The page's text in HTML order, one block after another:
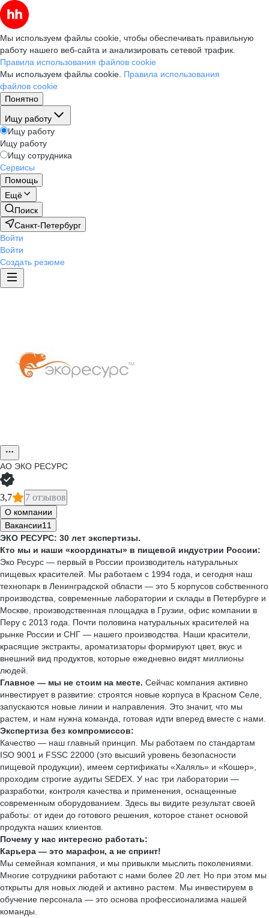
Мы используем файлы cookie, чтобы обеспечивать правильную
работу нашего веб-сайта и анализировать сетевой трафик.
Правила использования файлов cookie
Мы используем файлы cookie. Правила использования
файлов cookie
Понятно
Ищу работу
Ищу работу
Ищу работу
Ищу сотрудника
Сервисы
Помощь
Ещё
Поиск
Санкт-Петербург
Войти
Войти
Создать резюме
АО ЭКО РЕСУРС
3,7 7 отзывов
О компании
Вакансии11
ЭКО РЕСУРС: 30 лет экспертизы.
Кто мы и наши «координаты» в пищевой индустрии России:
Эко Ресурс — первый в России производитель натуральных
пищевых красителей. Мы работаем с 1994 года, и сегодня наш
технопарк в Ленинградской области — это 5 корпусов собственного
производства, современные лаборатории и склады в Петербурге и
Москве, производственная площадка в Грузии, офис компании в
Перу с 2013 года. Почти половина натуральных красителей на
рынке России и СНГ — нашего производства. Наши красители,
красящие экстракты, ароматизаторы формируют цвет, вкус и
внешний вид продуктов, которые ежедневно видят миллионы
людей.
Главное — мы не стоим на месте. Сейчас компания активно
инвестирует в развитие: строятся новые корпуса в Красном Селе,
запускаются новые линии и направления. Это значит, что мы
растем, и нам нужна команда, готовая идти вперед вместе с нами.
Экспертиза без компромиссов:
Качество — наш главный принцип. Мы работаем по стандартам
ISO 9001 и FSSC 22000 (это высший уровень безопасности
пищевой продукции), имеем сертификаты «Халяль» и «Кошер»,
проходим строгие аудиты SEDEX. У нас три лаборатории —
разработки, контроля качества и применения, оснащенные
современным оборудованием. Здесь вы видите результат своей
работы: от идеи до готового решения, которое станет основой
продукта наших клиентов.
Почему у нас интересно работать:
Карьера — это марафон, а не спринт!
Мы семейная компания, и мы привыкли мыслить поколениями.
Многие сотрудники работают с нами более 20 лет. Но при этом мы
открыты для новых людей и активно растем. Мы инвестируем в
обучение персонала — это основа профессионализма нашей
команды.